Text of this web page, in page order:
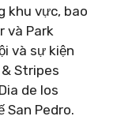
khu vực, bao
và Park
và sự kiện
Stripes
de los
San Pedro.